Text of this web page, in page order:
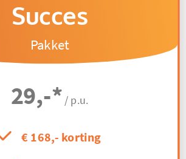
Succes
Pakket
29,-* / p.u.
€ 168,- korting